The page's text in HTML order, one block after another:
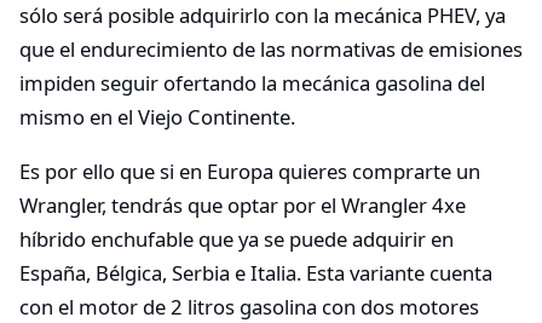
sólo será posible adquirirlo con la mecánica PHEV, ya
que el endurecimiento de las normativas de emisiones
impiden seguir ofertando la mecánica gasolina del
mismo en el Viejo Continente.
Es por ello que si en Europa quieres comprarte un
Wrangler, tendrás que optar por el Wrangler 4xe
híbrido enchufable que ya se puede adquirir en
España, Bélgica, Serbia e Italia. Esta variante cuenta
con el motor de 2 litros gasolina con dos motores